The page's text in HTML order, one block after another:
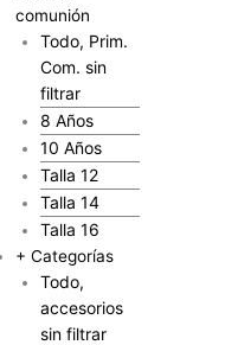
comunión
Todo, Prim.
Com. sin
filtrar
8 Años
10 Años
Talla 12
Talla 14
Talla 16
+ Categorías
Todo,
accesorios
sin filtrar